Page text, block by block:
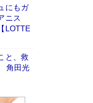
かし
ンティマ
『大奥』
にもガ
ニス
LOTTE
と、救
角田光